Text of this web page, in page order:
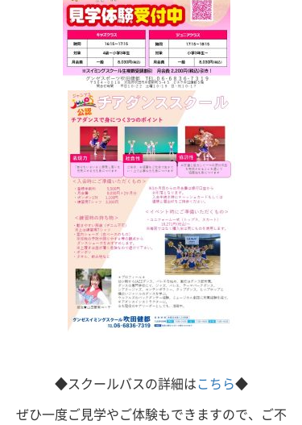
◆スクールバスの詳細はこちら◆
ぜひ一度ご見学やご体験もできますので、ご不